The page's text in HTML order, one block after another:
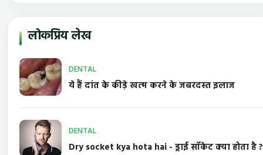
लोकप्रिय लेख
DENTAL
ये हैं दांत के कीड़े खत्म करने के जबरदस्त इलाज
DENTAL
Dry socket kya hota hai - ड्राई सॉकेट क्या होता है ?